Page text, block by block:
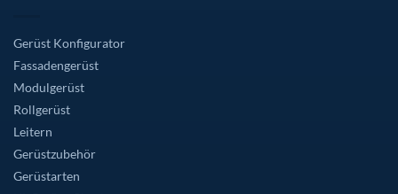
Gerüst Konfigurator
Fassadengerüst
Modulgerüst
Rollgerüst
Leitern
Gerüstzubehör
Gerüstarten